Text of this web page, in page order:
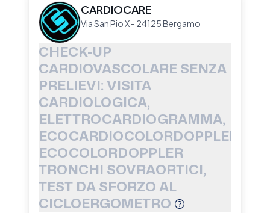
CARDIOCARE
Via San Pio X - 24125 Bergamo
CHECK-UP
CARDIOVASCOLARE SENZA
PRELIEVI: VISITA
CARDIOLOGICA,
ELETTROCARDIOGRAMMA,
ECOCARDIOCOLORDOPPLER,
ECOCOLORDOPPLER
TRONCHI SOVRAORTICI,
TEST DA SFORZO AL
CICLOERGOMETRO